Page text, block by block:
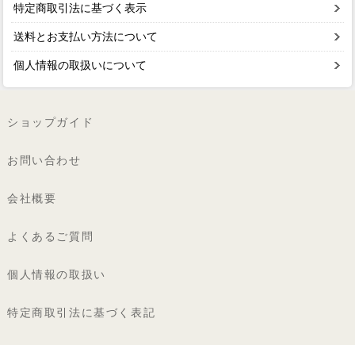
特定商取引法に基づく表示
送料とお支払い方法について
個人情報の取扱いについて
ショップガイド
お問い合わせ
会社概要
よくあるご質問
個人情報の取扱い
特定商取引法に基づく表記